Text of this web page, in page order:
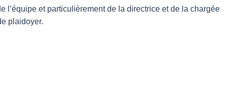
l’équipe et particulièrement de la directrice et de la chargée
plaidoyer.